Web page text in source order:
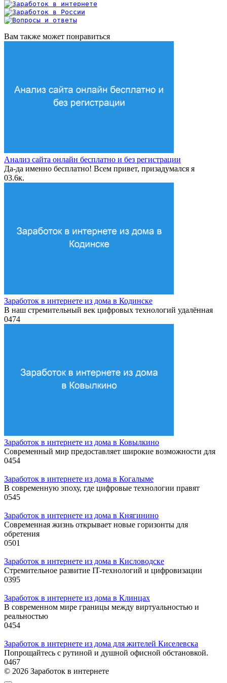
Вам также может понравиться
Анализ сайта онлайн бесплатно и без регистрации
Да-да именно бесплатно! Всем привет, призадумался я
03.6к.
Заработок в интернете из дома в Кодинске
В наш стремительный век цифровых технологий удалённая
0474
Заработок в интернете из дома в Ковылкино
Современный мир предоставляет широкие возможности для
0454
Заработок в интернете из дома в Когалыме
В современную эпоху, где цифровые технологии правят
0545
Заработок в интернете из дома в Княгинино
Современная жизнь открывает новые горизонты для
обретения
0501
Заработок в интернете из дома в Кисловодске
Стремительное развитие IT-технологий и цифровизации
0395
Заработок в интернете из дома в Клинцах
В современном мире границы между виртуальностью и
реальностью
0454
Заработок в интернете из дома для жителей Киселевска
Попрощайтесь с рутиной и душной офисной обстановкой.
0467
© 2026 Заработок в интернете